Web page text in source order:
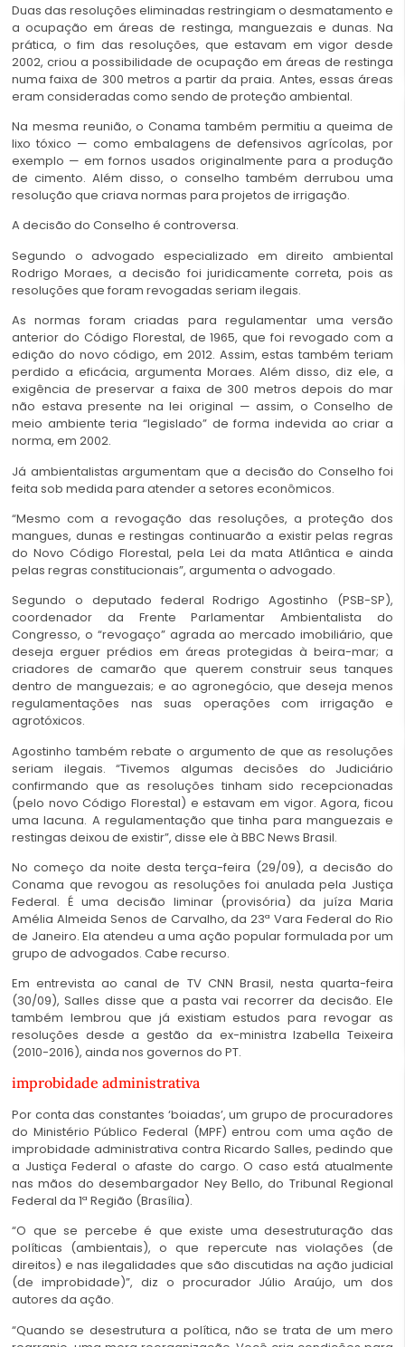
Duas das resoluções eliminadas restringiam o desmatamento e
a ocupação em áreas de restinga, manguezais e dunas. Na
prática, o fim das resoluções, que estavam em vigor desde
2002, criou a possibilidade de ocupação em áreas de restinga
numa faixa de 300 metros a partir da praia. Antes, essas áreas
eram consideradas como sendo de proteção ambiental.
Na mesma reunião, o Conama também permitiu a queima de
lixo tóxico — como embalagens de defensivos agrícolas, por
exemplo — em fornos usados originalmente para a produção
de cimento. Além disso, o conselho também derrubou uma
resolução que criava normas para projetos de irrigação.
A decisão do Conselho é controversa.
Segundo o advogado especializado em direito ambiental
Rodrigo Moraes, a decisão foi juridicamente correta, pois as
resoluções que foram revogadas seriam ilegais.
As normas foram criadas para regulamentar uma versão
anterior do Código Florestal, de 1965, que foi revogado com a
edição do novo código, em 2012. Assim, estas também teriam
perdido a eficácia, argumenta Moraes. Além disso, diz ele, a
exigência de preservar a faixa de 300 metros depois do mar
não estava presente na lei original — assim, o Conselho de
meio ambiente teria “legislado” de forma indevida ao criar a
norma, em 2002.
Já ambientalistas argumentam que a decisão do Conselho foi
feita sob medida para atender a setores econômicos.
“Mesmo com a revogação das resoluções, a proteção dos
mangues, dunas e restingas continuarão a existir pelas regras
do Novo Código Florestal, pela Lei da mata Atlântica e ainda
pelas regras constitucionais”, argumenta o advogado.
Segundo o deputado federal Rodrigo Agostinho (PSB-SP),
coordenador da Frente Parlamentar Ambientalista do
Congresso, o “revogaço” agrada ao mercado imobiliário, que
deseja erguer prédios em áreas protegidas à beira-mar; a
criadores de camarão que querem construir seus tanques
dentro de manguezais; e ao agronegócio, que deseja menos
regulamentações nas suas operações com irrigação e
agrotóxicos.
Agostinho também rebate o argumento de que as resoluções
seriam ilegais. “Tivemos algumas decisões do Judiciário
confirmando que as resoluções tinham sido recepcionadas
(pelo novo Código Florestal) e estavam em vigor. Agora, ficou
uma lacuna. A regulamentação que tinha para manguezais e
restingas deixou de existir”, disse ele à BBC News Brasil.
No começo da noite desta terça-feira (29/09), a decisão do
Conama que revogou as resoluções foi anulada pela Justiça
Federal. É uma decisão liminar (provisória) da juíza Maria
Amélia Almeida Senos de Carvalho, da 23ª Vara Federal do Rio
de Janeiro. Ela atendeu a uma ação popular formulada por um
grupo de advogados. Cabe recurso.
Em entrevista ao canal de TV CNN Brasil, nesta quarta-feira
(30/09), Salles disse que a pasta vai recorrer da decisão. Ele
também lembrou que já existiam estudos para revogar as
resoluções desde a gestão da ex-ministra Izabella Teixeira
(2010-2016), ainda nos governos do PT.
improbidade administrativa
Por conta das constantes ‘boiadas’, um grupo de procuradores
do Ministério Público Federal (MPF) entrou com uma ação de
improbidade administrativa contra Ricardo Salles, pedindo que
a Justiça Federal o afaste do cargo. O caso está atualmente
nas mãos do desembargador Ney Bello, do Tribunal Regional
Federal da 1ª Região (Brasília).
“O que se percebe é que existe uma desestruturação das
políticas (ambientais), o que repercute nas violações (de
direitos) e nas ilegalidades que são discutidas na ação judicial
(de improbidade)”, diz o procurador Júlio Araújo, um dos
autores da ação.
“Quando se desestrutura a política, não se trata de um mero